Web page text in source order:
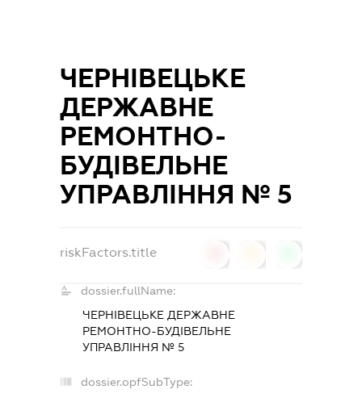
ЧЕРНІВЕЦЬКЕ
ДЕРЖАВНЕ
РЕМОНТНО-
БУДІВЕЛЬНЕ
УПРАВЛІННЯ № 5
riskFactors.title
dossier.fullName:
ЧЕРНІВЕЦЬКЕ ДЕРЖАВНЕ
РЕМОНТНО-БУДІВЕЛЬНЕ
УПРАВЛІННЯ № 5
dossier.opfSubType: